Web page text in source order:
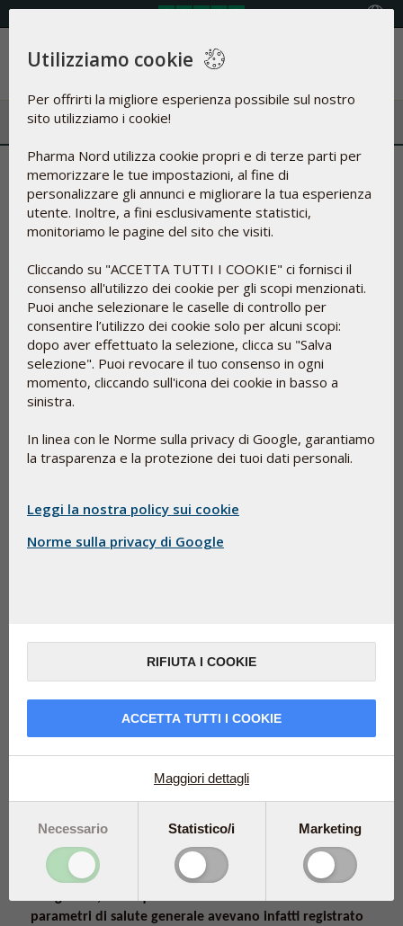
Menu
Le persone anziane sono
carenti di selenio e Q10
È possibile rallentare il processo di
invecchiamento?
Gli scienziati potrebbero aver scoperto il segreto per
rallentare l’invecchiamento. Un team di scienziati
scandinavi, analizzando i campioni ematici dei
partecipanti allo studio KiSel-10, condotto nel 2013,
ha dimostrato come la combinazione di due composti,
Nel 2013, la pubblicazione dei risultati dell'innovativo
età avanzata di due integratori, SelenoPrecise e Q10
Gold, potesse favorire la salute degli anziani. Nei
partecipanti che avevano assunto questi due
parametri di salute generale avevano infatti registrato
Utilizziamo cookie
Per offrirti la migliore esperienza possibile sul nostro
sito utilizziamo i cookie!
Pharma Nord utilizza cookie propri e di terze parti per
memorizzare le tue impostazioni, al fine di
personalizzare gli annunci e migliorare la tua esperienza
utente. Inoltre, a fini esclusivamente statistici,
monitoriamo le pagine del sito che visiti.
Cliccando su "ACCETTA TUTTI I COOKIE" ci fornisci il
consenso all'utilizzo dei cookie per gli scopi menzionati.
Puoi anche selezionare le caselle di controllo per
consentire l’utilizzo dei cookie solo per alcuni scopi:
dopo aver effettuato la selezione, clicca su "Salva
selezione". Puoi revocare il tuo consenso in ogni
momento, cliccando sull'icona dei cookie in basso a
sinistra.
In linea con le Norme sulla privacy di Google, garantiamo
la trasparenza e la protezione dei tuoi dati personali.
Leggi la nostra policy sui cookie
Norme sulla privacy di Google
RIFIUTA I COOKIE
ACCETTA TUTTI I COOKIE
Maggiori dettagli
Necessario Statistico/i Marketing